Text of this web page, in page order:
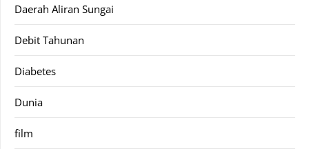
Daerah Aliran Sungai
Debit Tahunan
Diabetes
Dunia
film